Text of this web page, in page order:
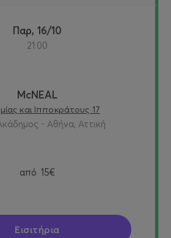
Παρ, 16/10
21:00
McNEAL
και Ιπποκράτους 17
- Αθήνα, Αττική
από 15€
Εισιτήρια